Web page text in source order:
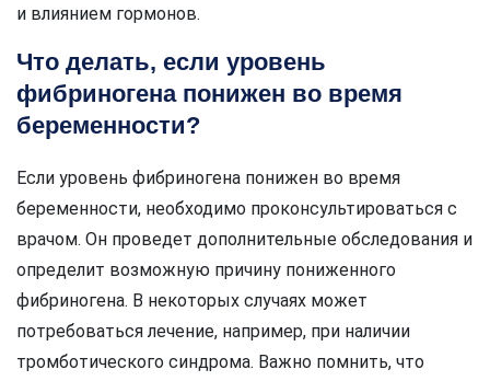
и влиянием гормонов.
Что делать, если уровень
фибриногена понижен во время
беременности?
Если уровень фибриногена понижен во время
беременности, необходимо проконсультироваться с
врачом. Он проведет дополнительные обследования и
определит возможную причину пониженного
фибриногена. В некоторых случаях может
потребоваться лечение, например, при наличии
тромботического синдрома. Важно помнить, что